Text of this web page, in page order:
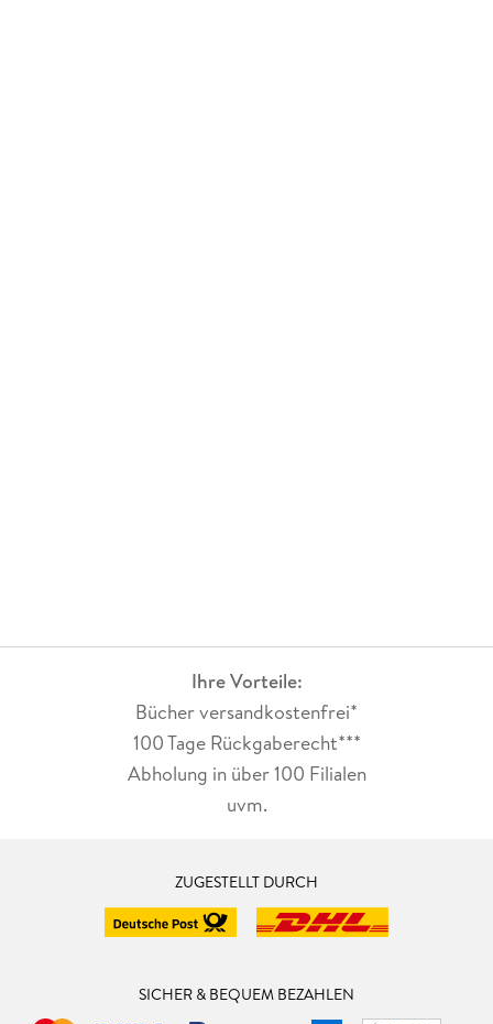
Ihre Vorteile:
Bücher versandkostenfrei*
100 Tage Rückgaberecht***
Abholung in über 100 Filialen
uvm.
ZUGESTELLT DURCH
SICHER & BEQUEM BEZAHLEN